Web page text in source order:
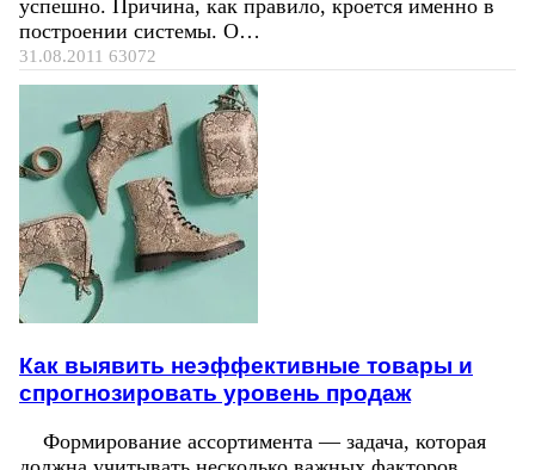
успешно. Причина, как правило, кроется именно в
построении системы. О…
31.08.2011 63072
Как выявить неэффективные товары и
спрогнозировать уровень продаж
Формирование ассортимента — задача, которая